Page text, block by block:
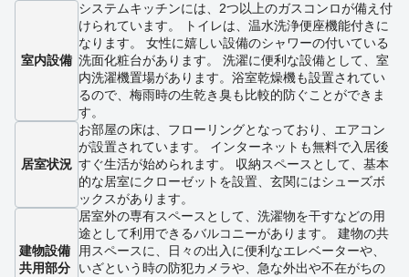
室内設備
システムキッチンには、2つ以上のガスコンロが備え付
けられています。 トイレは、温水洗浄便座機能付きに
なります。 女性に嬉しい設備のシャワーの付いている
洗面化粧台があります。 洗濯に便利な設備として、室
内洗濯機置場があります。浴室乾燥機も設置されてい
るので、梅雨時の生乾き臭も比較的防ぐことができま
す。
居室状況
お部屋の床は、フローリングとなっており、エアコン
が設置されています。 インターネットも無料で入居後
すぐ生活が始められます。 収納スペースとして、基本
的な居室にクローゼットを設置、玄関にはシューズボ
ックスがあります。
建物設備
共用部分
居室外の専有スペースとして、洗濯物を干すなどの用
途として利用できるバルコニーがあります。 建物の共
用スペースに、日々の出入に便利なエレベーターや、
いざという時の防犯カメラや、急な外出や不在がちの